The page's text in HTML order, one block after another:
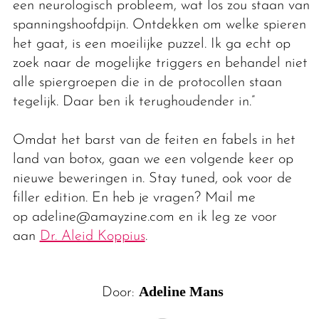
een neurologisch probleem, wat los zou staan van
spanningshoofdpijn. Ontdekken om welke spieren
het gaat, is een moeilijke puzzel. Ik ga echt op
zoek naar de mogelijke triggers en behandel niet
alle spiergroepen die in de protocollen staan
tegelijk. Daar ben ik terughoudender in.”
Omdat het barst van de feiten en fabels in het
land van botox, gaan we een volgende keer op
nieuwe beweringen in. Stay tuned, ook voor de
filler edition. En heb je vragen? Mail me
op adeline@amayzine.com en ik leg ze voor
aan Dr. Aleid Koppius.
Door: Adeline Mans